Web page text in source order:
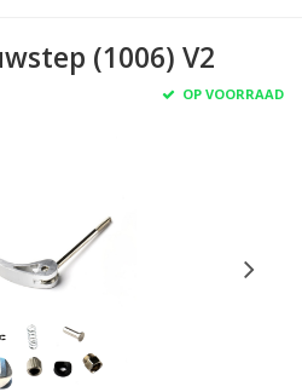
(1006) V2
OP VOORRAAD